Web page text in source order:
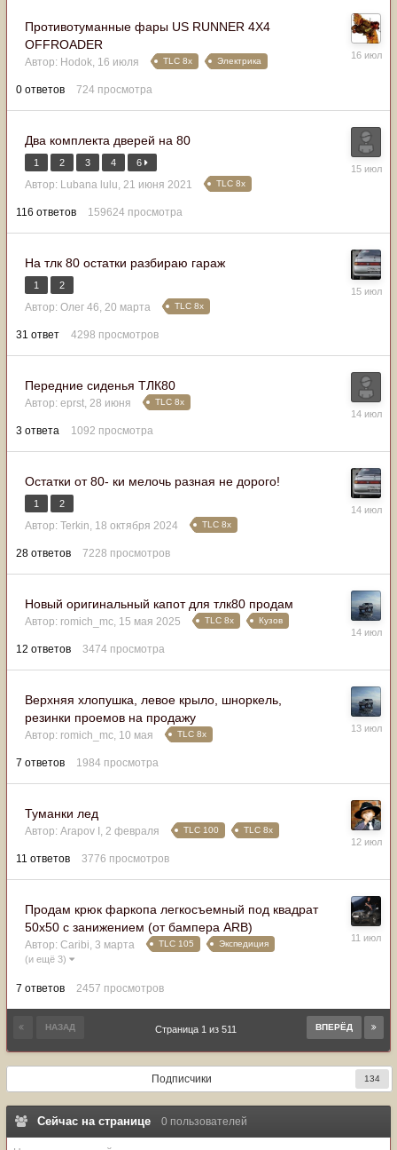
Противотуманные фары US RUNNER 4Х4
OFFROADER
Автор: Hodok, 16 июля TLC 8x Электрика
0 ответов 724 просмотра
16
Два комплекта дверей на 80
1 2 3 4 6
Автор: Lubana lulu, 21 июня 2021 TLC 8x
116 ответов 159624 просмотра
15
На тлк 80 остатки разбираю гараж
1 2
Автор: Олег 46, 20 марта TLC 8x
31 ответ 4298 просмотров
15
Передние сиденья ТЛК80
Автор: eprst, 28 июня TLC 8x
3 ответа 1092 просмотра
14
Остатки от 80- ки мелочь разная не дорого!
1 2
Автор: Terkin, 18 октября 2024 TLC 8x
28 ответов 7228 просмотров
14
Новый оригинальный капот для тлк80 продам
Автор: romich_mc, 15 мая 2025 TLC 8x Кузов
12 ответов 3474 просмотра
14
Верхняя хлопушка, левое крыло, шноркель,
резинки проемов на продажу
Автор: romich_mc, 10 мая TLC 8x
7 ответов 1984 просмотра
13
Туманки лед
Автор: Arapov I , 2 февраля TLC 100 TLC 8x
11 ответов 3776 просмотров
12
Продам крюк фаркопа легкосъемный под квадрат
50х50 с занижением (от бампера ARB)
Автор: Caribi, 3 марта TLC 105 Экспедиция
(и ещё 3)
7 ответов 2457 просмотров
11
НАЗАД ВПЕРЁД
Страница 1 из 511
Подписчики 134
Сейчас на странице 0 пользователей